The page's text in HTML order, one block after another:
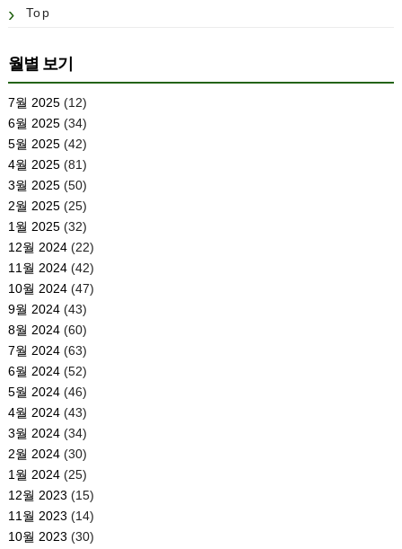
Top
월별 보기
7월 2025(12)
6월 2025(34)
5월 2025(42)
4월 2025(81)
3월 2025(50)
2월 2025(25)
1월 2025(32)
12월 2024(22)
11월 2024(42)
10월 2024(47)
9월 2024(43)
8월 2024(60)
7월 2024(63)
6월 2024(52)
5월 2024(46)
4월 2024(43)
3월 2024(34)
2월 2024(30)
1월 2024(25)
12월 2023 (15)
11월 2023 (14)
10월 2023 (30)